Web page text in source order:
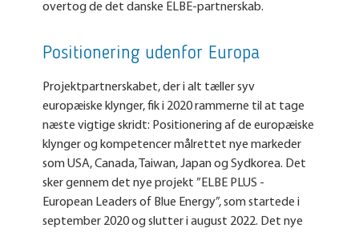
overtog de det danske ELBE-partnerskab.
Positionering udenfor Europa
Projektpartnerskabet, der i alt tæller syv
europæiske klynger, fik i 2020 rammerne til at tage
næste vigtige skridt: Positionering af de europæiske
klynger og kompetencer målrettet nye markeder
som USA, Canada, Taiwan, Japan og Sydkorea. Det
sker gennem det nye projekt ”ELBE PLUS -
European Leaders of Blue Energy”, som startede i
september 2020 og slutter i august 2022. Det nye